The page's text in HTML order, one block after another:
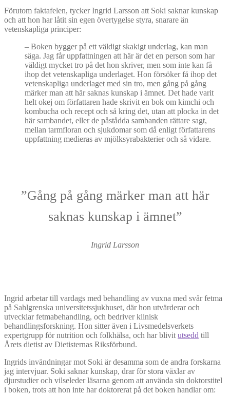
Förutom faktafelen, tycker Ingrid Larsson att Soki saknar kunskap
och att hon har låtit sin egen övertygelse styra, snarare än
vetenskapliga principer:
– Boken bygger på ett väldigt skakigt underlag, kan man
säga. Jag får uppfattningen att här är det en person som har
väldigt mycket tro på det hon skriver, men som inte kan få
ihop det vetenskapliga underlaget. Hon försöker få ihop det
vetenskapliga underlaget med sin tro, men gång på gång
märker man att här saknas kunskap i ämnet. Det hade varit
helt okej om författaren hade skrivit en bok om kimchi och
kombucha och recept och så kring det, utan att plocka in det
här sambandet, eller de påstådda sambanden rättare sagt,
mellan tarmfloran och sjukdomar som då enligt författarens
uppfattning medieras av mjölksyrabakterier och så vidare.
”Gång på gång märker man att här
saknas kunskap i ämnet”
Ingrid Larsson
Ingrid arbetar till vardags med behandling av vuxna med svår fetma
på Sahlgrenska universitetssjukhuset, där hon utvärderar och
utvecklar fetmabehandling, och bedriver klinisk
behandlingsforskning. Hon sitter även i Livsmedelsverkets
expertgrupp för nutrition och folkhälsa, och har blivit utsedd till
Årets dietist av Dietisternas Riksförbund.
Ingrids invändningar mot Soki är desamma som de andra forskarna
jag intervjuar. Soki saknar kunskap, drar för stora växlar av
djurstudier och vilseleder läsarna genom att använda sin doktorstitel
i boken, trots att hon inte har doktorerat på det boken handlar om: